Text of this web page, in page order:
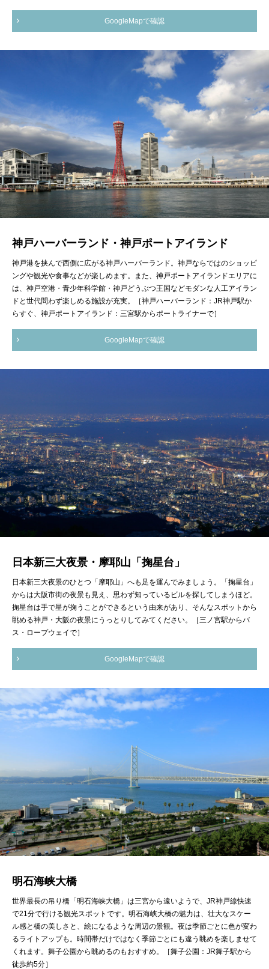
GoogleMapで確認
神戸ハーバーランド・神戸ポートアイランド
神戸港を挟んで西側に広がる神戸ハーバーランド。神戸ならではのショッピ
ングや観光や食事などが楽しめます。また、神戸ポートアイランドエリアに
は、神戸空港・青少年科学館・神戸どうぶつ王国などモダンな人工アイラン
ドと世代問わず楽しめる施設が充実。［神戸ハーバーランド：JR神戸駅か
らすぐ、神戸ポートアイランド：三宮駅からポートライナーで］
GoogleMapで確認
日本新三大夜景・摩耶山「掬星台」
日本新三大夜景のひとつ「摩耶山」へも足を運んでみましょう。「掬星台」
からは大阪市街の夜景も見え、思わず知っているビルを探してしまうほど。
掬星台は手で星が掬うことができるという由来があり、そんなスポットから
眺める神戸・大阪の夜景にうっとりしてみてください。［三ノ宮駅からバ
ス・ロープウェイで］
GoogleMapで確認
明石海峡大橋
世界最長の吊り橋「明石海峡大橋」は三宮から遠いようで、JR神戸線快速
で21分で行ける観光スポットです。明石海峡大橋の魅力は、壮大なスケー
ル感と橋の美しさと、絵になるような周辺の景観。夜は季節ごとに色が変わ
るライトアップも。時間帯だけではなく季節ごとにも違う眺めを楽しませて
くれます。舞子公園から眺めるのもおすすめ。［舞子公園：JR舞子駅から
徒歩約5分］